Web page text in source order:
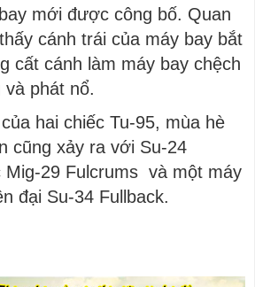
mới được công bố. Quan
cánh trái của máy bay bắt
cất cánh làm máy bay chệch
và phát nổ.
hai chiếc Tu-95, mùa hè
cũng xảy ra với Su-24
Mig-29 Fulcrums và một máy
đại Su-34 Fullback.